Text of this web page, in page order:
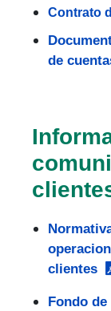
Contrato
de
clientes
Fondo